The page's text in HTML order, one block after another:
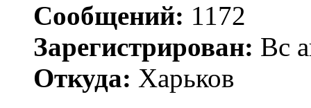
Сообщений: 1172
Зарегистрирован: Вс
Откуда: Харьков